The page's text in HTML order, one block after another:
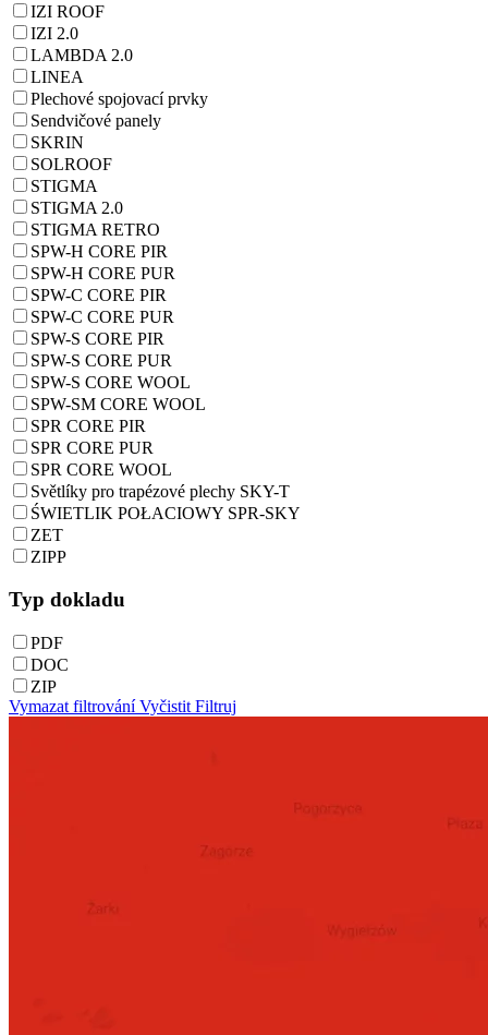
IZI ROOF
IZI 2.0
LAMBDA 2.0
LINEA
Plechové spojovací prvky
Sendvičové panely
SKRIN
SOLROOF
STIGMA
STIGMA 2.0
STIGMA RETRO
SPW-H CORE PIR
SPW-H CORE PUR
SPW-C CORE PIR
SPW-C CORE PUR
SPW-S CORE PIR
SPW-S CORE PUR
SPW-S CORE WOOL
SPW-SM CORE WOOL
SPR CORE PIR
SPR CORE PUR
SPR CORE WOOL
Světlíky pro trapézové plechy SKY-T
ŚWIETLIK POŁACIOWY SPR-SKY
ZET
ZIPP
Typ dokladu
PDF
DOC
ZIP
Vymazat filtrování Vyčistit Filtruj